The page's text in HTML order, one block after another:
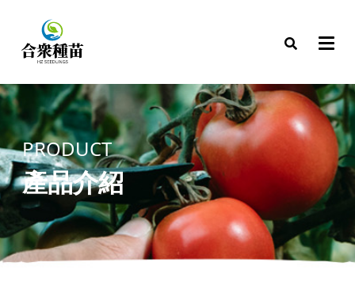
PRODUCT
產品介紹